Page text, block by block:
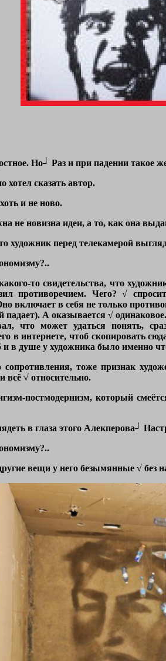
Но┘ Раз и при падении такое
хотел сказать автор.
и не ново.
не новизна идеи, а то, как она
художник перед телекамерой
то свидетельства, что
противоречием. Чего? √
включает в себя не только
падает). А оказывается √
что может удаться понять,
в интернете, чтоб скопировать
и в душе у художника было именно
тоже признак
всё √ относительно.
постмодернизм, который
в глаза этого Алекперова┘
вещи у него безымянные √ без